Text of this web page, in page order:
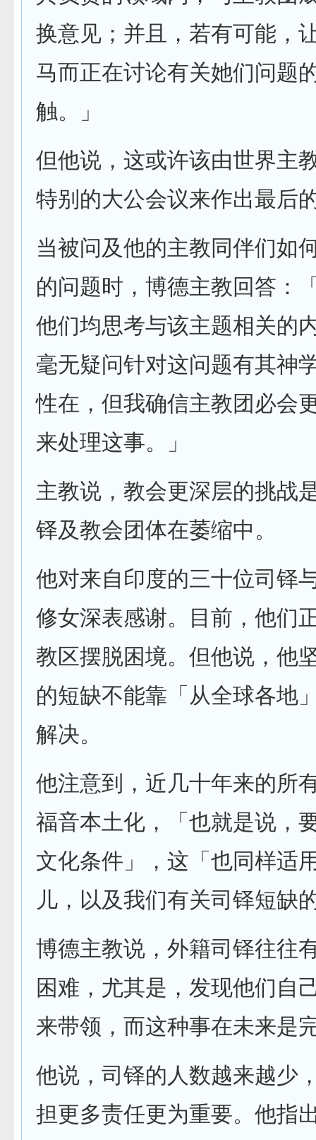
换意见；并且，若有可能，
马而正在讨论有关她们问题
触。」
但他说，这或许该由世界主
特别的大公会议来作出最后
当被问及他的主教同伴们如
的问题时，博德主教回答：
他们均思考与该主题相关的
毫无疑问针对这问题有其神
性在，但我确信主教团必会
来处理这事。」
主教说，教会更深层的挑战
铎及教会团体在萎缩中。
他对来自印度的三十位司铎
修女深表感谢。目前，他们
教区摆脱困境。但他说，他
的短缺不能靠「从全球各地
解决。
他注意到，近几十年来的所
福音本土化，「也就是说，
文化条件」，这「也同样适
儿，以及我们有关司铎短缺
博德主教说，外籍司铎往往
困难，尤其是，发现他们自
来带领，而这种事在未来是
他说，司铎的人数越来越少
担更多责任更为重要。他指